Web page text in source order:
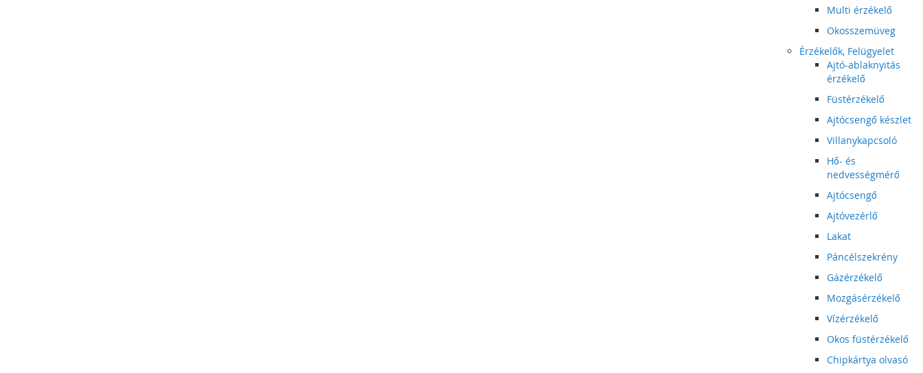
Multi érzékelő
Okosszemüveg
Érzékelők, Felügyelet
Ajtó-ablaknyitás
érzékelő
Füstérzékelő
Ajtócsengő készlet
Villanykapcsoló
Hő- és
nedvességmérő
Ajtócsengő
Ajtóvezérlő
Lakat
Páncélszekrény
Gázérzékelő
Mozgásérzékelő
Vízérzékelő
Okos füstérzékelő
Chipkártya olvasó